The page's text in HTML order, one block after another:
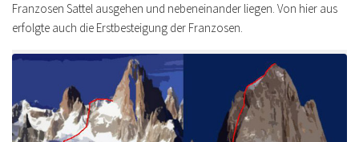
Franzosen Sattel ausgehen und nebeneinander liegen. Von hier aus
erfolgte auch die Erstbesteigung der Franzosen.